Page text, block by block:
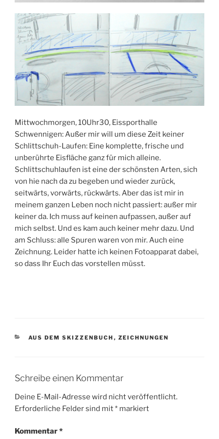
Mittwochmorgen, 10Uhr30, Eissporthalle
Schwennigen: Außer mir will um diese Zeit keiner
Schlittschuh-Laufen: Eine komplette, frische und
unberührte Eisfläche ganz für mich alleine.
Schlittschuhlaufen ist eine der schönsten Arten, sich
von hie nach da zu begeben und wieder zurück,
seitwärts, vorwärts, rückwärts. Aber das ist mir in
meinem ganzen Leben noch nicht passiert: außer mir
keiner da. Ich muss auf keinen aufpassen, außer auf
mich selbst. Und es kam auch keiner mehr dazu. Und
am Schluss: alle Spuren waren von mir. Auch eine
Zeichnung. Leider hatte ich keinen Fotoapparat dabei,
so dass Ihr Euch das vorstellen müsst.
KATEGORIEN
AUS DEM SKIZZENBUCH , ZEICHNUNGEN
Schreibe einen Kommentar
Deine E-Mail-Adresse wird nicht veröffentlicht.
Erforderliche Felder sind mit* markiert
Kommentar*